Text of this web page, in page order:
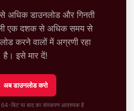
अधिक डाउनलोड और गिनती
एक दशक से अधिक समय से
करने वालों में अग्रणी रहा
है। इसे मार दें!
अब डाउनलोड करो
बिट या बाद का संस्करण आवश्यक है